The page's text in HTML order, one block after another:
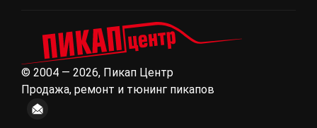
© 2004 — 2026, Пикап Центр
Продажа, ремонт и тюнинг пикапов